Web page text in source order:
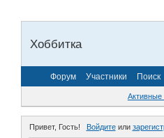
Хоббитка
Форум Участники Поиск
Привет, Гость! Войдитеили